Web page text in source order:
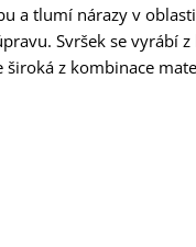
a tlumí nárazy v oblasti
Svršek se vyrábí
z kombinace